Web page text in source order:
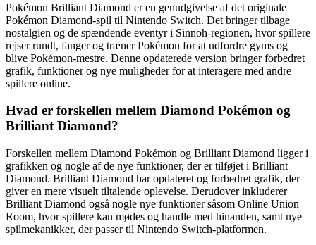
Pokémon Brilliant Diamond er en genudgivelse af det originale
Pokémon Diamond-spil til Nintendo Switch. Det bringer tilbage
nostalgien og de spændende eventyr i Sinnoh-regionen, hvor spillere
rejser rundt, fanger og træner Pokémon for at udfordre gyms og
blive Pokémon-mestre. Denne opdaterede version bringer forbedret
grafik, funktioner og nye muligheder for at interagere med andre
spillere online.
Hvad er forskellen mellem Diamond Pokémon og
Brilliant Diamond?
Forskellen mellem Diamond Pokémon og Brilliant Diamond ligger i
grafikken og nogle af de nye funktioner, der er tilføjet i Brilliant
Diamond. Brilliant Diamond har opdateret og forbedret grafik, der
giver en mere visuelt tiltalende oplevelse. Derudover inkluderer
Brilliant Diamond også nogle nye funktioner såsom Online Union
Room, hvor spillere kan mødes og handle med hinanden, samt nye
spilmekanikker, der passer til Nintendo Switch-platformen.